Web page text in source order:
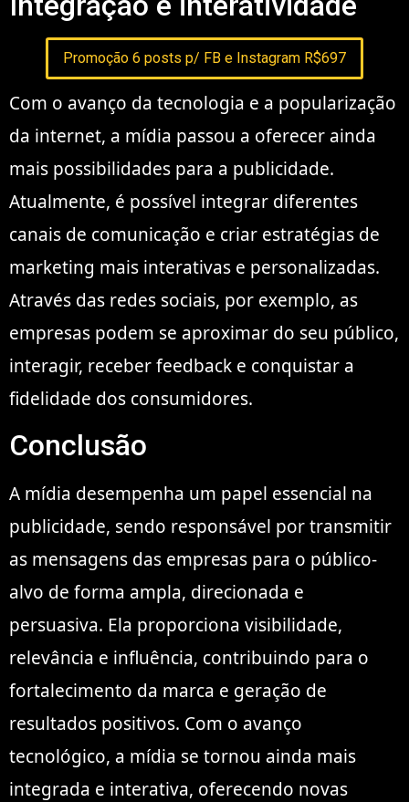
Promoção 6 posts p/ FB e Instagram R$697
Com o avanço da tecnologia e a popularização
da internet, a mídia passou a oferecer ainda
mais possibilidades para a publicidade.
Atualmente, é possível integrar diferentes
canais de comunicação e criar estratégias de
marketing mais interativas e personalizadas.
Através das redes sociais, por exemplo, as
empresas podem se aproximar do seu público,
interagir, receber feedback e conquistar a
fidelidade dos consumidores.
Conclusão
A mídia desempenha um papel essencial na
publicidade, sendo responsável por transmitir
as mensagens das empresas para o público-
alvo de forma ampla, direcionada e
persuasiva. Ela proporciona visibilidade,
relevância e influência, contribuindo para o
fortalecimento da marca e geração de
resultados positivos. Com o avanço
tecnológico, a mídia se tornou ainda mais
integrada e interativa, oferecendo novas